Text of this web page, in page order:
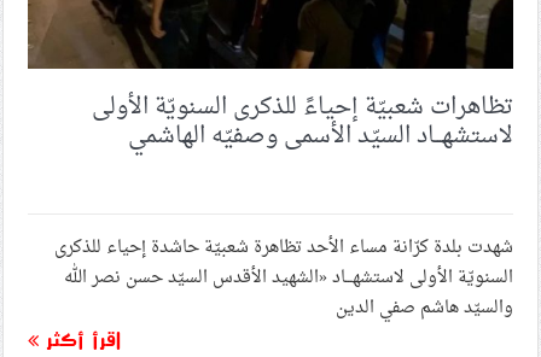
تظاهرات شعبيّة إحياءً للذكرى السنويّة الأولى
لاستشهـــاد السيّد الأسمى وصفيّه الهاشمي
شهدت بلدة كرّانة مساء الأحد تظاهرة شعبيّة حاشدة إحياء للذكرى
السنويّة الأولى لاستشهـــاد «الشهيد الأقدس السيّد حسن نصر الله
والسيّد هاشم صفي الدين
اقرأ أكثر